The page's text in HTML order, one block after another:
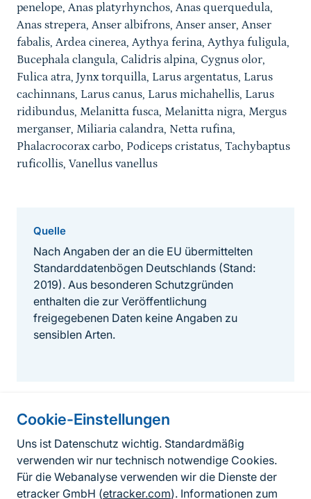
Cookie-Einstellungen
Uns ist Datenschutz wichtig. Standardmäßig
verwenden wir nur technisch notwendige Cookies.
Für die Webanalyse verwenden wir die Dienste der
etracker GmbH (etracker.com). Informationen zum
penelope, Anas platyrhynchos, Anas querquedula,
Anas strepera, Anser albifrons, Anser anser, Anser
fabalis, Ardea cinerea, Aythya ferina, Aythya fuligula,
Bucephala clangula, Calidris alpina, Cygnus olor,
Fulica atra, Jynx torquilla, Larus argentatus, Larus
cachinnans, Larus canus, Larus michahellis, Larus
ridibundus, Melanitta fusca, Melanitta nigra, Mergus
merganser, Miliaria calandra, Netta rufina,
Phalacrocorax carbo, Podiceps cristatus, Tachybaptus
ruficollis, Vanellus vanellus
Quelle
Nach Angaben der an die EU übermittelten
Standarddatenbögen Deutschlands (Stand:
2019). Aus besonderen Schutzgründen
enthalten die zur Veröffentlichung
freigegebenen Daten keine Angaben zu
sensiblen Arten.
Informationen zur Seite
FußzeileKontakt zum BfN
Kontaktformular